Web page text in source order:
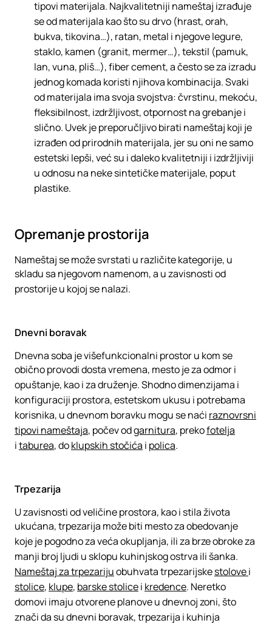
tipovi materijala. Najkvalitetniji nameštaj izrađuje
se od materijala kao što su drvo (hrast, orah,
bukva, tikovina…), ratan, metal i njegove legure,
staklo, kamen (granit, mermer…), tekstil (pamuk,
lan, vuna, pliš…), fiber cement, a često se za izradu
jednog komada koristi njihova kombinacija. Svaki
od materijala ima svoja svojstva: čvrstinu, mekoću,
fleksibilnost, izdržljivost, otpornost na grebanje i
slično. Uvek je preporučljivo birati nameštaj koji je
izrađen od prirodnih materijala, jer su oni ne samo
estetski lepši, već su i daleko kvalitetniji i izdržljiviji
u odnosu na neke sintetičke materijale, poput
plastike.
Opremanje prostorija
Nameštaj se može svrstati u različite kategorije, u
skladu sa njegovom namenom, a u zavisnosti od
prostorije u kojoj se nalazi.
Dnevni boravak
Dnevna soba je višefunkcionalni prostor u kom se
obično provodi dosta vremena, mesto je za odmor i
opuštanje, kao i za druženje. Shodno dimenzijama i
konfiguraciji prostora, estetskom ukusu i potrebama
korisnika, u dnevnom boravku mogu se naći raznovrsni
tipovi nameštaja, počev odgarnitura, prekofotelja
itaburea, doklupskih stočića i polica.
Trpezarija
U zavisnosti od veličine prostora, kao i stila života
ukućana, trpezarija može biti mesto za obedovanje
koje je pogodno za veća okupljanja, ili za brze obroke za
manji broj ljudi u sklopu kuhinjskog ostrva ili šanka.
Nameštaj za trpezarijuobuhvata trpezarijskestolovei
stolice, klupe, barske stolicei kredence. Neretko
domovi imaju otvorene planove u dnevnoj zoni, što
znači da su dnevni boravak, trpezarija i kuhinja